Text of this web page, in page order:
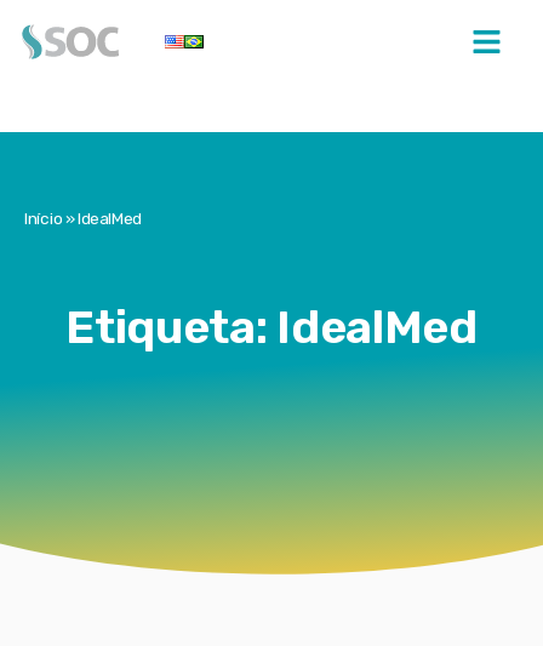
Início»IdealMed
Etiqueta: IdealMed